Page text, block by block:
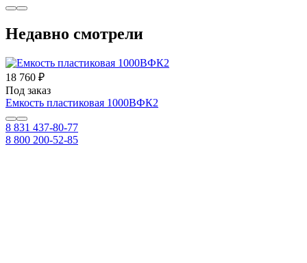
Недавно смотрели
18 760 ₽
Под заказ
Емкость пластиковая 1000ВФК2
8 831 437-80-77
8 800 200-52-85